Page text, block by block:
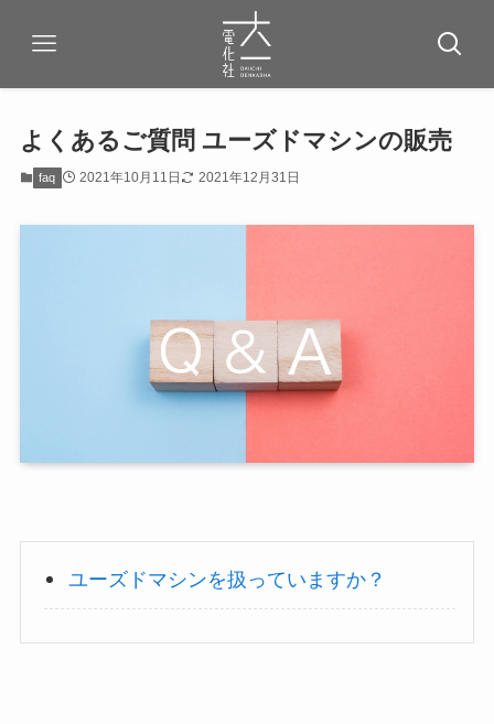
よくあるご質問 ユーズドマシンの販売
faq 2021年10月11日 2021年12月31日
ユーズドマシンを扱っていますか？